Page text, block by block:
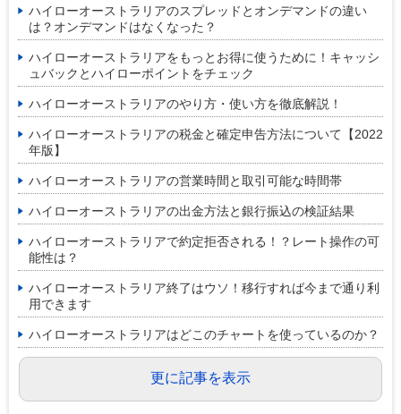
ハイローオーストラリアのスプレッドとオンデマンドの違い
は？オンデマンドはなくなった？
ハイローオーストラリアをもっとお得に使うために！キャッシ
ュバックとハイローポイントをチェック
ハイローオーストラリアのやり方・使い方を徹底解説！
ハイローオーストラリアの税金と確定申告方法について【2022
年版】
ハイローオーストラリアの営業時間と取引可能な時間帯
ハイローオーストラリアの出金方法と銀行振込の検証結果
ハイローオーストラリアで約定拒否される！？レート操作の可
能性は？
ハイローオーストラリア終了はウソ！移行すれば今まで通り利
用できます
ハイローオーストラリアはどこのチャートを使っているのか？
更に記事を表示